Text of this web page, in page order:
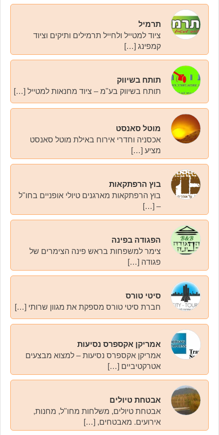
תרמיל
ציוד למטייל ולחייל תרמילים ותיקים וציוד
קמפינג […]
תותח בשיווק
תותח בשיווק בע"מ – ציוד מחנאות למטייל […]
מוטל סאנסט
אכסניה וחדרי אירוח באילת מוטל סאנסט
מציע […]
בוץ הרפתקאות
בוץ הרפתקאות מארגנים טיולי אופניים בחו"ל
– […]
הפגודה בפינה
צימר למשפחות בראש פינה הצימרים של
פגודה […]
סיטי טורס
חברת סיטי טורס מספקת את מגוון שרותי […]
אמריקן אקספרס נסיעות
אמריקן אקספרס נסיעות – למצוא מבצעים
אטרקטיביים […]
אבטחת טיולים
אבטחת טיולים, משלחות מחו"ל, מחנות,
אירועים. מאבטחים, […]